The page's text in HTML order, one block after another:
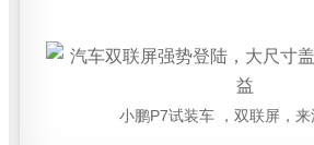
小鹏P7试装车 ，双联屏，来